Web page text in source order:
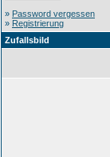
» Password vergessen
» Registrierung
Zufallsbild